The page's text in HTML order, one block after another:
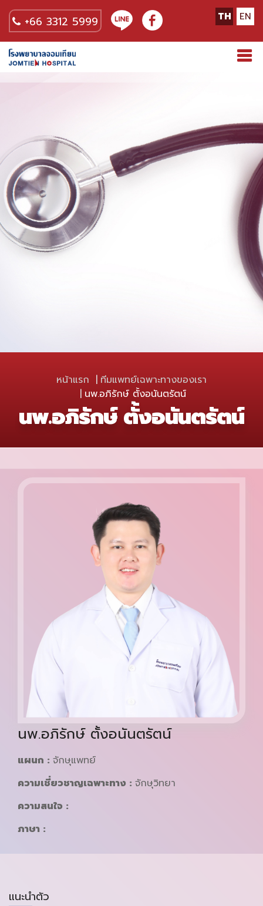
+66 3312 5999 TH EN
หน้าแรก
ทีมแพทย์เฉพาะทางของเรา
นพ.อภิรักษ์ ตั้งอนันตรัตน์
นพ.อภิรักษ์ ตั้งอนันตรัตน์
นพ.อภิรักษ์ ตั้งอนันตรัตน์
แผนก : จักษุแพทย์
ความเชี่ยวชาญเฉพาะทาง : จักษุวิทยา
ความสนใจ :
ภาษา :
แนะนำตัว